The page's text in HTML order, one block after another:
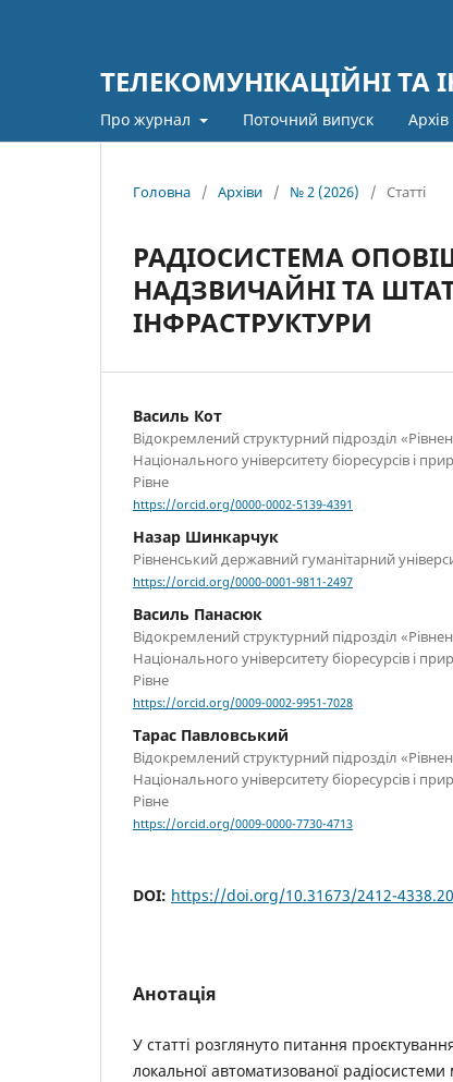
ТЕЛЕКОМУНІКАЦІЙНІ ТА
Про журнал Поточний випуск Архів
Головна / Архіви / № 2 (2026) / Статті
РАДІОСИСТЕМА
НАДЗВИЧАЙНІ ТА
ІНФРАСТРУКТУРИ
Василь Кот
Відокремлений структурний підрозділ
Національного університету біоресурсів і
Рівне
https://orcid.org/0000-0002-5139-4391
Назар Шинкарчук
Рівненський державний гуманітарний
https://orcid.org/0000-0001-9811-2497
Василь Панасюк
Відокремлений структурний підрозділ
Національного університету біоресурсів і
Рівне
https://orcid.org/0009-0002-9951-7028
Тарас Павловський
Відокремлений структурний підрозділ
Національного університету біоресурсів і
Рівне
https://orcid.org/0009-0000-7730-4713
DOI: https://doi.org/10.31673/2412-
Анотація
У статті розглянуто питання
локальної автоматизованої